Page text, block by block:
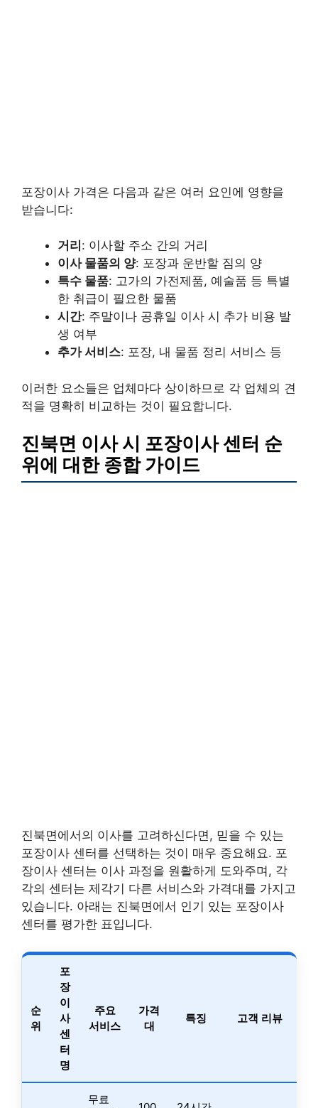
포장이사 가격은 다음과 같은 여러 요인에 영향을
받습니다:
거리 : 이사할 주소 간의 거리
이사 물품의 양: 포장과 운반할 짐의 양
특수 물품: 고가의 가전제품, 예술품 등 특별
한 취급이 필요한 물품
시간: 주말이나 공휴일 이사 시 추가 비용 발
생 여부
추가 서비스: 포장, 내 물품 정리 서비스 등
이러한 요소들은 업체마다 상이하므로 각 업체의 견
적을 명확히 비교하는 것이 필요합니다.
진북면 이사 시 포장이사 센터 순
위에 대한 종합 가이드
진북면에서의 이사를 고려하신다면, 믿을 수 있는
포장이사 센터를 선택하는 것이 매우 중요해요. 포
장이사 센터는 이사 과정을 원활하게 도와주며, 각
각의 센터는 제각기 다른 서비스와 가격대를 가지고
있습니다. 아래는 진북면에서 인기 있는 포장이사
센터를 평가한 표입니다.
순
위
포
장
이
사
센
터
명
주요
서비스
가격
대
특징 고객 리뷰
무료